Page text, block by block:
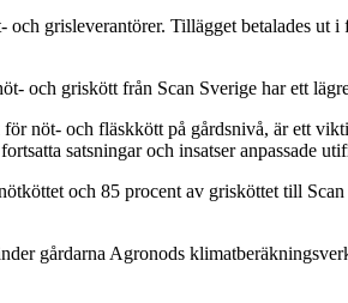
och grisleverantörer. Tillägget betalades
och griskött från Scan Sverige har ett
nöt- och fläskkött på gårdsnivå, är ett
satsningar och insatser anpassade
och 85 procent av grisköttet till
gårdarna Agronods